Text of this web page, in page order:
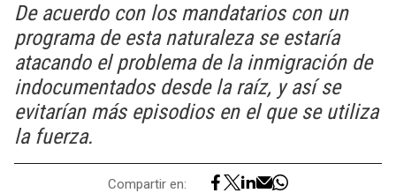
De acuerdo con los mandatarios con un
programa de esta naturaleza se estaría
atacando el problema de la inmigración de
indocumentados desde la raíz, y así se
evitarían más episodios en el que se utiliza
la fuerza.
Compartir en: